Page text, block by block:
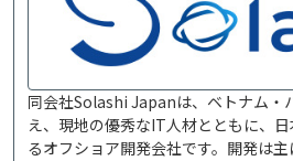
同会社Solashi Japanは、ベトナム・
え、現地の優秀なIT人材とともに、
るオフショア開発会社です。開発は主